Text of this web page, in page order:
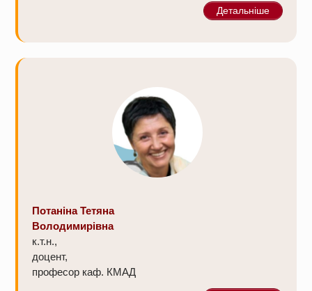
Детальніше
Потаніна Тетяна
Володимирівна
к.т.н.,
доцент,
професор каф. КМАД